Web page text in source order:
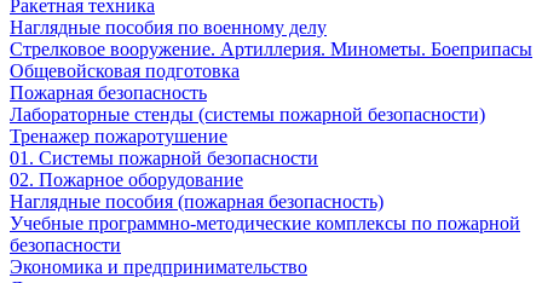
Ракетная техника
Наглядные пособия по военному делу
Стрелковое вооружение. Артиллерия. Минометы. Боеприпасы
Общевойсковая подготовка
Пожарная безопасность
Лабораторные стенды (системы пожарной безопасности)
Тренажер пожаротушение
01. Системы пожарной безопасности
02. Пожарное оборудование
Наглядные пособия (пожарная безопасность)
Учебные программно-методические комплексы по пожарной
безопасности
Экономика и предпринимательство